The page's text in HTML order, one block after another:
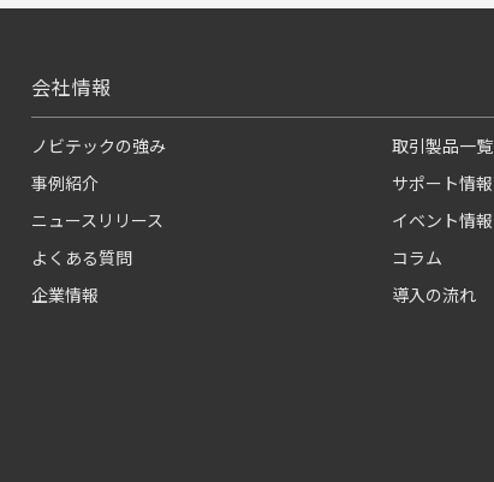
会社情報
ノビテックの強み
取引製品一覧
事例紹介
サポート情報
ニュースリリース
イベント情報
よくある質問
コラム
企業情報
導入の流れ